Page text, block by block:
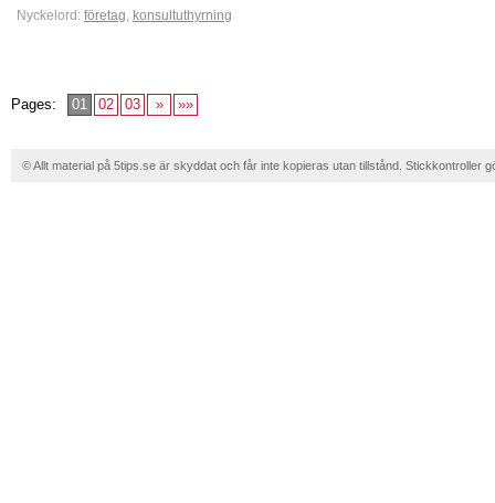
Nyckelord: företag, konsultuthyrning
Pages: 01 02 03 » »»
© Allt material på 5tips.se är skyddat och får inte kopieras utan tillstånd. Stickkontroller